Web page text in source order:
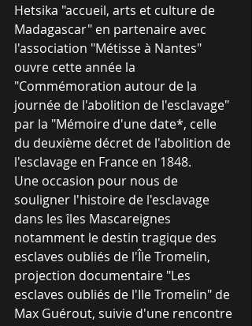
Hetsika "accueil, arts et culture de
Madagascar" en partenaire avec
l'association "Métisse à Nantes"
ouvre cette année la
"Commémoration autour de la
journée de l'abolition de l'esclavage"
par la "Mémoire d'une date*, celle
du deuxième décret de l'abolition de
l'esclavage en France en 1848.
Une occasion pour nous de
souligner l'histoire de l'esclavage
dans les îles Mascareignes
notamment le destin tragique des
esclaves oubliés de l'Île Tromelin,
projection documentaire "Les
esclaves oubliés de l'Ile Tromelin" de
Max Guérout, suivie d'une rencontre